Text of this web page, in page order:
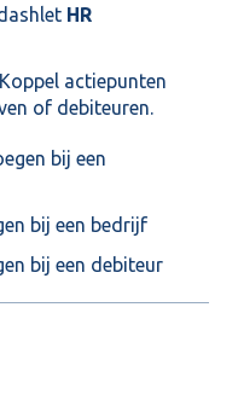
HR
Koppel actiepunten
of debiteuren.
bij een
bij een bedrijf
bij een debiteur